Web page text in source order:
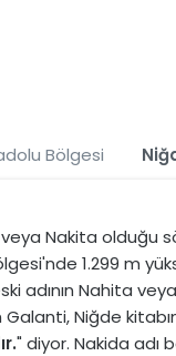
Bölgesi
Nakita olduğu
1.299 m
adının Nahita
Galanti, Niğde
" diyor. Nakida adı